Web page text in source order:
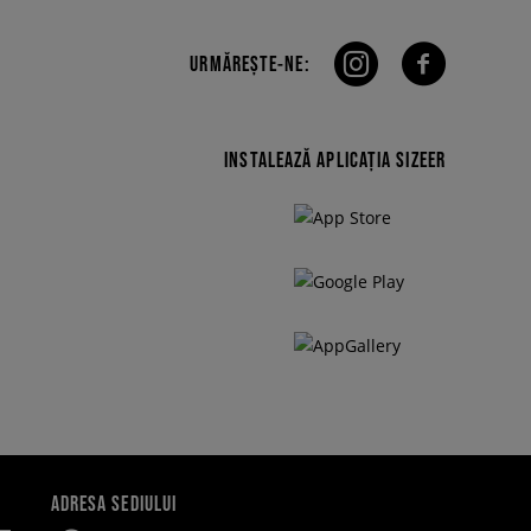
URMĂREȘTE-NE:
INSTALEAZĂ APLICAȚIA SIZEER
ADRESA SEDIULUI